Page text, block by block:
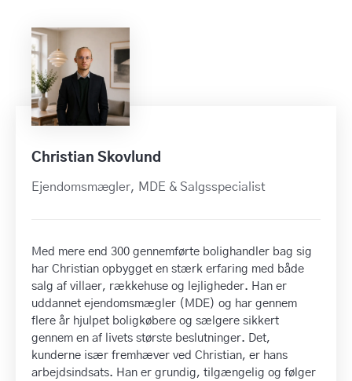
Christian Skovlund
Ejendomsmægler, MDE & Salgsspecialist
Med mere end 300 gennemførte bolighandler bag sig
har Christian opbygget en stærk erfaring med både
salg af villaer, rækkehuse og lejligheder. Han er
uddannet ejendomsmægler (MDE) og har gennem
flere år hjulpet boligkøbere og sælgere sikkert
gennem en af livets største beslutninger. Det,
kunderne især fremhæver ved Christian, er hans
arbejdsindsats. Han er grundig, tilgængelig og følger